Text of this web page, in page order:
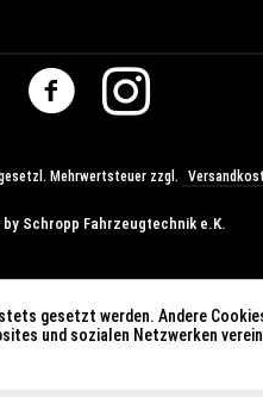
Mehrwertsteuer zzgl.
Schropp Fahrzeugtechnik e.K.
gesetzt werden. Andere
und sozialen Netzwerken